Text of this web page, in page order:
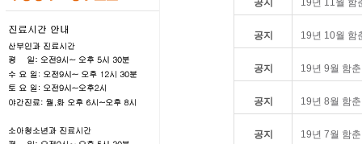
공지 19년 11월 함
공지 19년 10월 함
공지 19년 9월 함
공지 19년 8월 함
공지 19년 7월 함